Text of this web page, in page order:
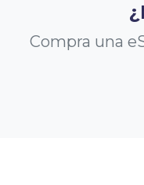
Compra una